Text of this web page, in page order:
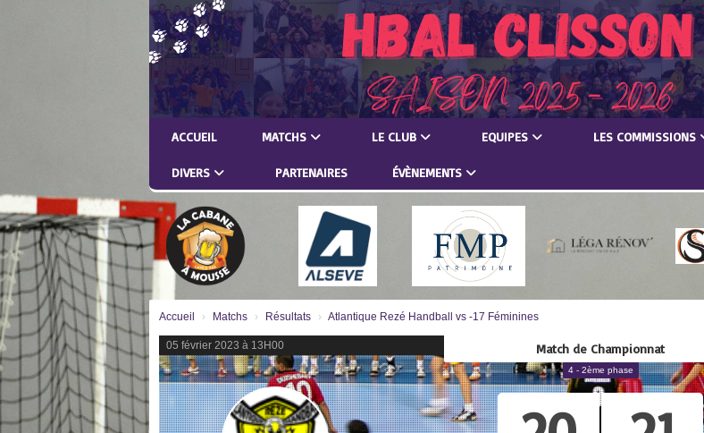
ACCUEIL MATCHS LE CLUB EQUIPES LES COMMISSIONS
DIVERS PARTENAIRES ÉVÈNEMENTS
Accueil Matchs Résultats Atlantique Rezé Handball vs -17 Féminines
05 février 2023 à 13H00 Match de Championnat
4 - 2ème phase
Panneau de gestion des cookies